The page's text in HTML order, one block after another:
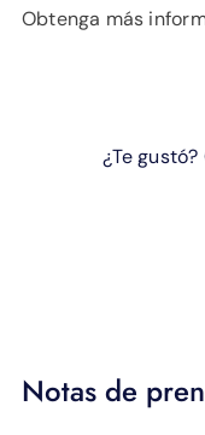
Obtenga más
¿Te
Notas de